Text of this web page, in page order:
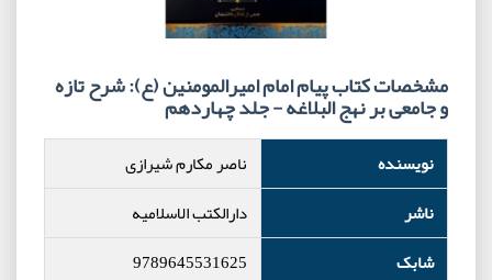
مشخصات کتاب پیام امام امیرالمومنین (ع): شرح تازه
و جامعی بر نهج البلاغه - جلد چهاردهم
نویسنده
ناصر مکارم شیرازی
ناشر
دارالکتب الاسلامیه
شابک
9789645531625